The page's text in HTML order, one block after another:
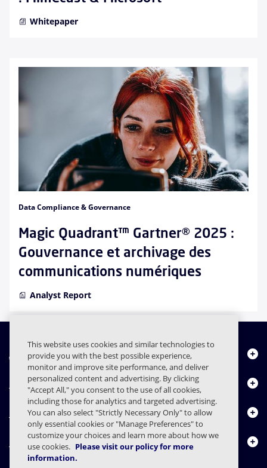
Whitepaper
Data Compliance & Governance
Magic Quadrant™ Gartner® 2025 :
Gouvernance et archivage des
communications numériques
Analyst Report
À propos de nous
Produits
Centre de ressources
Nous contacter
This website uses cookies and similar technologies to
provide you with the best possible experience,
monitor and improve site performance, and deliver
personalized content and advertising. By clicking
"Accept All," you consent to the use of all cookies,
including those for analytics and targeted advertising.
You can also select "Strictly Necessary Only" to allow
only essential cookies or "Manage Preferences" to
customize your choices and learn more about how we
use cookies. Please visit our policy for more
information.